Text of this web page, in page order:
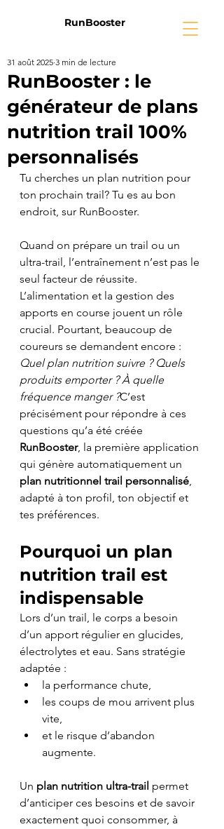
RunBooster
RunBooster : le
générateur de plans
nutrition trail 100%
personnalisés
31 août 2025 3 min de lecture
Tu cherches un plan nutrition pour
ton prochain trail? Tu es au bon
endroit, sur RunBooster.
Quand on prépare un trail ou un
ultra-trail, l’entraînement n’est pas le
seul facteur de réussite.
L’alimentation et la gestion des
apports en course jouent un rôle
crucial. Pourtant, beaucoup de
coureurs se demandent encore :
Quel plan nutrition suivre ? Quels
produits emporter ? À quelle
fréquence manger ?C’est
précisément pour répondre à ces
questions qu’a été créée
RunBooster, la première application
qui génère automatiquement un
plan nutritionnel trail personnalisé,
adapté à ton profil, ton objectif et
tes préférences.
Pourquoi un plan
nutrition trail est
indispensable
Lors d’un trail, le corps a besoin
d’un apport régulier en glucides,
électrolytes et eau. Sans stratégie
adaptée :
la performance chute,
les coups de mou arrivent plus
vite,
et le risque d’abandon
augmente.
Un plan nutrition ultra-trail permet
d’anticiper ces besoins et de savoir
exactement quoi consommer, à